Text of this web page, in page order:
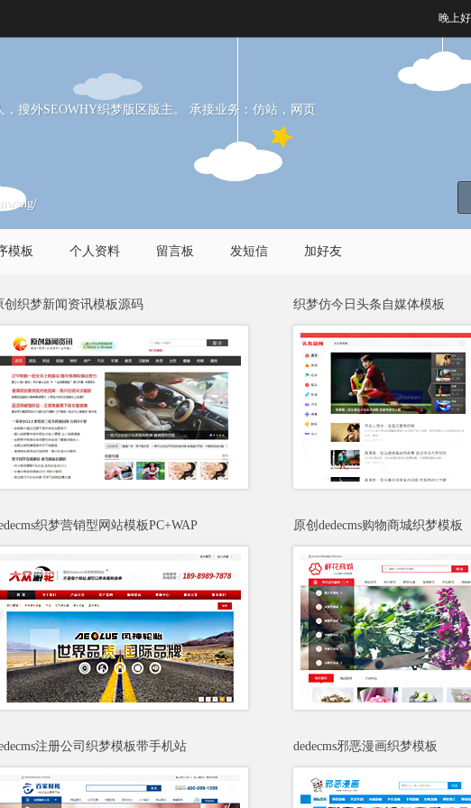
晚上好
搜外SEOWHY织梦版区版主。 承接业务：仿站，网页
模板 个人资料 留言板 发短信 加好友
创织梦新闻资讯模板源码 织梦仿今日头条自媒体模板
织梦营销型网站模板PC+WAP 原创dedecms购物商城织梦模板
注册公司织梦模板带手机站 dedecms邪恶漫画织梦模板